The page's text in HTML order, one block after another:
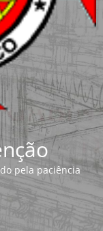
pela paciência